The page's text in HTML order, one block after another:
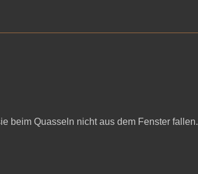
beim Quasseln nicht aus dem Fenster fallen.